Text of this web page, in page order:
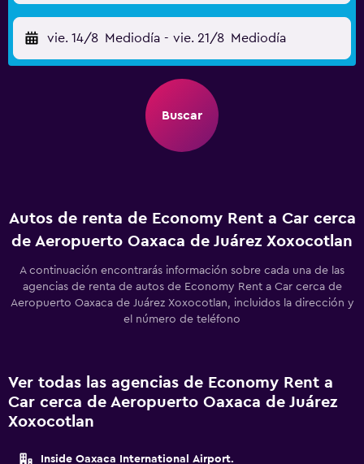
vie. 14/8 Mediodía - vie. 21/8 Mediodía
Buscar
Autos de renta de Economy Rent a Car cerca
de Aeropuerto Oaxaca de Juárez Xoxocotlan
A continuación encontrarás información sobre cada una de las
agencias de renta de autos de Economy Rent a Car cerca de
Aeropuerto Oaxaca de Juárez Xoxocotlan, incluidos la dirección y
el número de teléfono
Ver todas las agencias de Economy Rent a
Car cerca de Aeropuerto Oaxaca de Juárez
Xoxocotlan
Inside Oaxaca International Airport.